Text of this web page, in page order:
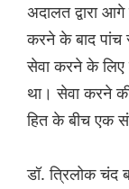
अदालत द्वारा
करने के बाद
सेवा करने के
था। सेवा करने
हित के बीच एक
डॉ. त्रिलोक चंद